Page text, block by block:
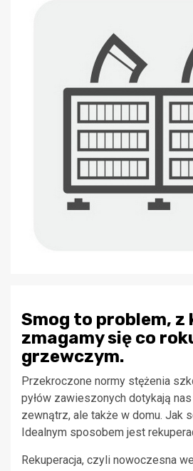
Smog to problem, z
zmagamy się co
grzewczym.
Przekroczone normy stężenia
pyłów zawieszonych dotykają
zewnątrz, ale także w domu. Jak
Idealnym sposobem jest
Rekuperacja, czyli nowoczesna